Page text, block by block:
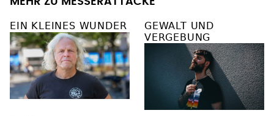
EIN KLEINES WUNDER
GEWALT UND
VERGEBUNG